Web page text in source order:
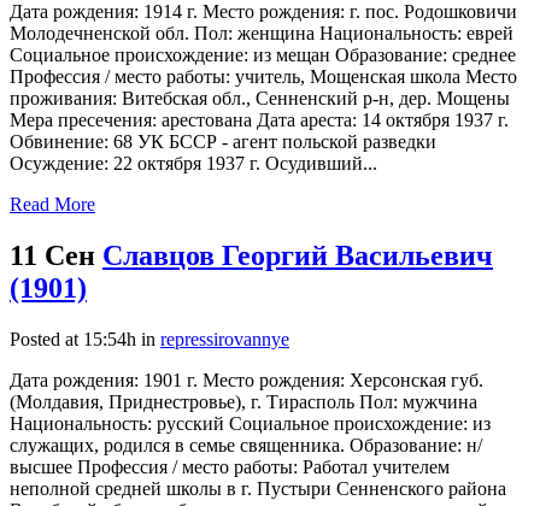
Дата рождения: 1914 г. Место рождения: г. пос. Родошковичи
Молодечненской обл. Пол: женщина Национальность: еврей
Социальное происхождение: из мещан Образование: среднее
Профессия / место работы: учитель, Мощенская школа Место
проживания: Витебская обл., Сенненский р-н, дер. Мощены
Мера пресечения: арестована Дата ареста: 14 октября 1937 г.
Обвинение: 68 УК БССР - агент польской разведки
Осуждение: 22 октября 1937 г. Осудивший...
Read More
11 Сен Славцов Георгий Васильевич
(1901)
Posted at 15:54h in repressirovannye
Дата рождения: 1901 г. Место рождения: Херсонская губ.
(Молдавия, Приднестровье), г. Тирасполь Пол: мужчина
Национальность: русский Социальное происхождение: из
служащих, родился в семье священника. Образование: н/
высшее Профессия / место работы: Работал учителем
неполной средней школы в г. Пустыри Сенненского района